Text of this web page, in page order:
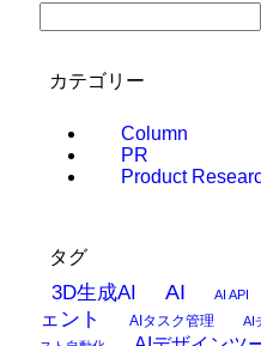
カテゴリー
Column
PR
Product
タグ
3D生成AI AI AI API
ェント
AIタスク管理 AI